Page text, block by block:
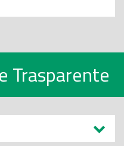
Trasparente